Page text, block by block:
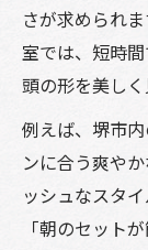
さが求められ
室では、短時
頭の形を美しく
例えば、堺市
ンに合う爽や
ッシュなスタ
「朝のセット